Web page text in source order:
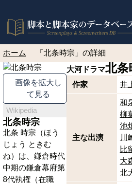
ホーム 「北条時宗」の詳細
画像を拡大し
て見る
Wikipedia
北条時宗
北条 時宗（ほう
じょう ときむ
ね）は、鎌倉時代
中期の鎌倉幕府第
8代執権（在職
大河ドラマ北条
作家
井
主な出演
和
柳
池
川
比
大
北